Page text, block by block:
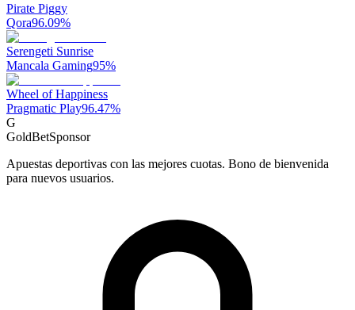
Pirate Piggy
Qora96.09%
Serengeti Sunrise
Mancala Gaming95%
Wheel of Happiness
Pragmatic Play96.47%
G
GoldBetSponsor
Apuestas deportivas con las mejores cuotas. Bono de bienvenida
para nuevos usuarios.